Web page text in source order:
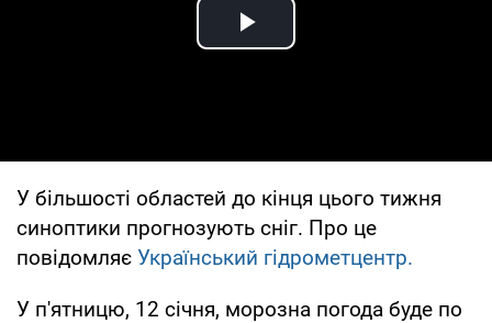
Play Video
У більшості областей до кінця цього тижня
синоптики прогнозують сніг. Про це
повідомляє Український гідрометцентр.
У п'ятницю, 12 січня, морозна погода буде по